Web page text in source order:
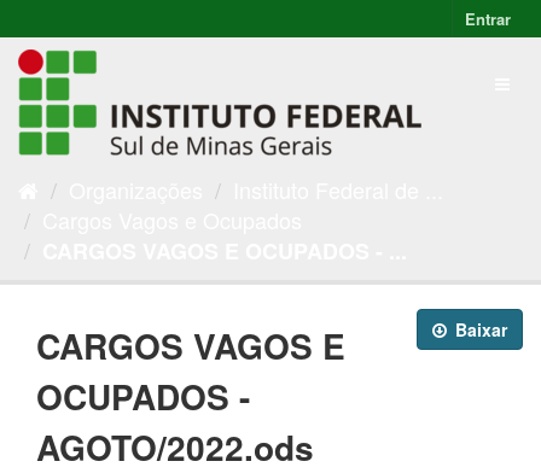
Entrar
Baixar
CARGOS VAGOS E
OCUPADOS -
AGOTO/2022.ods